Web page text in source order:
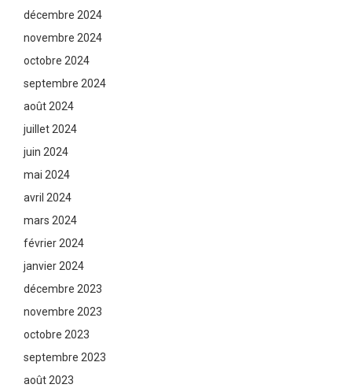
décembre 2024
novembre 2024
octobre 2024
septembre 2024
août 2024
juillet 2024
juin 2024
mai 2024
avril 2024
mars 2024
février 2024
janvier 2024
décembre 2023
novembre 2023
octobre 2023
septembre 2023
août 2023